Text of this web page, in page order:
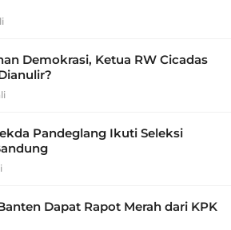
Demokrasi, Ketua RW Cicadas
Pandeglang Ikuti Seleksi
Dapat Rapot Merah dari KPK